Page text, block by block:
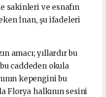
sakinleri ve esnafın
İnan, şu ifadeleri
amacı; yıllardır bu
caddeden okula
kepengini bu
Florya halkının sesini